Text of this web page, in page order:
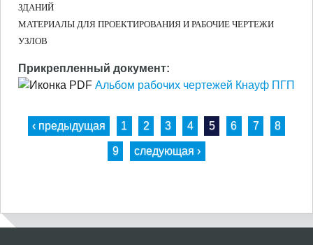
ЗДАНИЙ
МАТЕРИАЛЫ ДЛЯ ПРОЕКТИРОВАНИЯ И РАБОЧИЕ ЧЕРТЕЖИ
УЗЛОВ
Прикрепленный документ:
Альбом рабочих чертежей Кнауф ПГП
‹ предыдущая 1 2 3 4 5 6 7 8
9 следующая ›